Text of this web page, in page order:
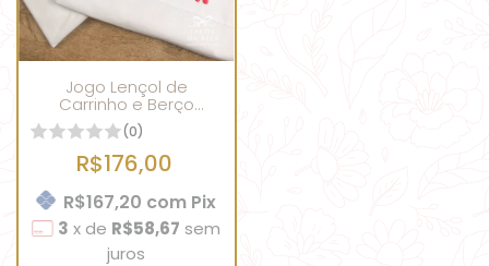
Jogo Lençol de
Carrinho e Berço
Cerejinha
(0)
R$176,00
R$167,20 com Pix
3 x de R$58,67 sem
juros